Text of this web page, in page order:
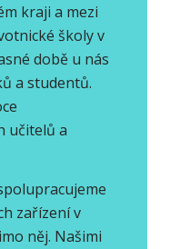
kraji a mezi
školy v
době u nás
a studentů.
učitelů a
zařízení v
něj. Našimi